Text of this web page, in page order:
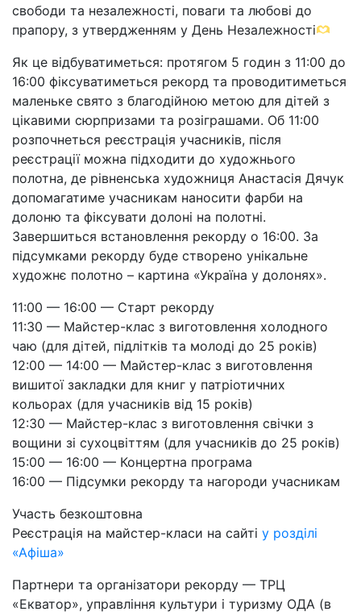
свободи та незалежності, поваги та любові до
прапору, з утвердженням у День Незалежності
Як це відбуватиметься: протягом 5 годин з 11:00 до
16:00 фіксуватиметься рекорд та проводитиметься
маленьке свято з благодійною метою для дітей з
цікавими сюрпризами та розіграшами. Об 11:00
розпочнеться реєстрація учасників, після
реєстрації можна підходити до художнього
полотна, де рівненська художниця Анастасія Дячук
допомагатиме учасникам наносити фарби на
долоню та фіксувати долоні на полотні.
Завершиться встановлення рекорду о 16:00. За
підсумками рекорду буде створено унікальне
художнє полотно – картина «Україна у долонях».
11:00 — 16:00 — Старт рекорду
11:30 — Майстер-клас з виготовлення холодного
чаю (для дітей, підлітків та молоді до 25 років)
12:00 — 14:00 — Майстер-клас з виготовлення
вишитої закладки для книг у патріотичних
кольорах (для учасників від 15 років)
12:30 — Майстер-клас з виготовлення свічки з
вощини зі сухоцвіттям (для учасників до 25 років)
15:00 — 16:00 — Концертна програма
16:00 — Підсумки рекорду та нагороди учасникам
Участь безкоштовна
Реєстрація на майстер-класи на сайті у розділі
«Афіша»
Партнери та організатори рекорду — ТРЦ
«Екватор», управління культури і туризму ОДА (в